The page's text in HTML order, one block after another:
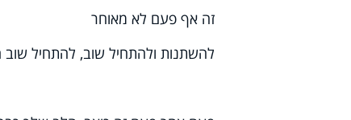
זה אף פעם לא מאוחר
להשתנות ולהתחיל שוב, להתחיל שוב